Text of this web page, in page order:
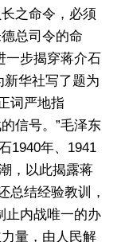
之命令，必须
总司令的命
一步揭穿蒋介石
华社写了题为
词严地指
信号。”毛泽东
1940年、1941
，以此揭露蒋
总结经验教训，
止内战唯一的办
量，由人民解